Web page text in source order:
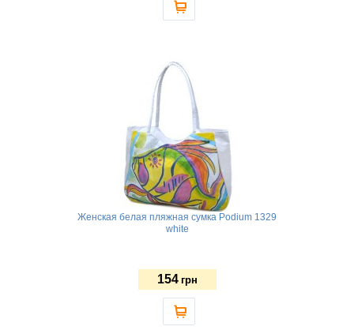
Женская белая пляжная сумка Podium 1329
white
154 грн